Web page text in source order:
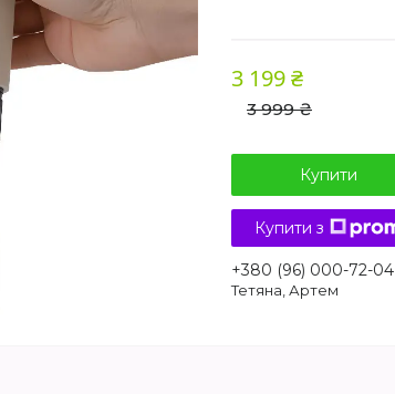
3 999 ₴
3 199 ₴
Купити
Купити з
+380 (96) 000-72-04
Тетяна, Артем